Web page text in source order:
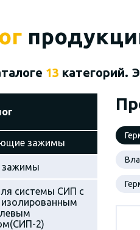
13 категорий.
зажимы
зажимы
системы СИП с
2)